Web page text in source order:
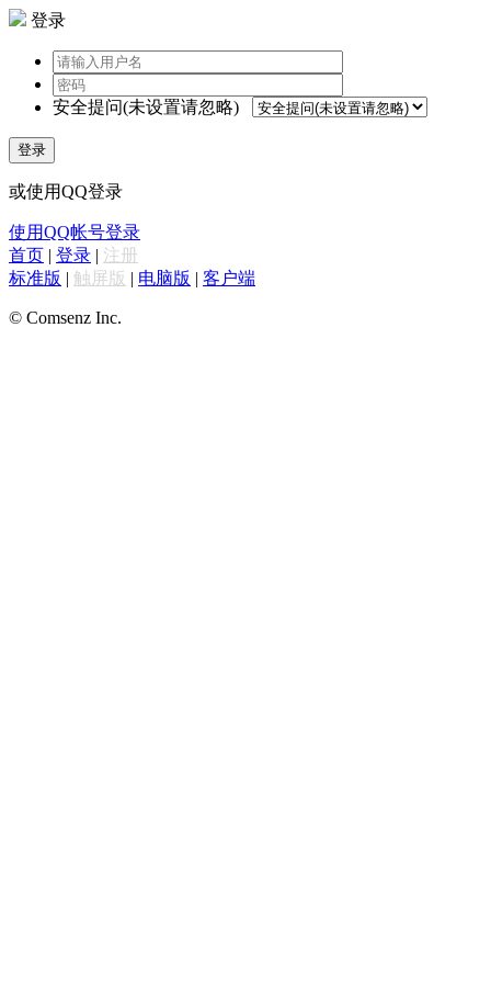
登录
安全提问(未设置请忽略)
登录
或使用QQ登录
使用QQ帐号登录
首页 | 登录 | 注册
标准版 | 触屏版 | 电脑版 | 客户端
© Comsenz Inc.